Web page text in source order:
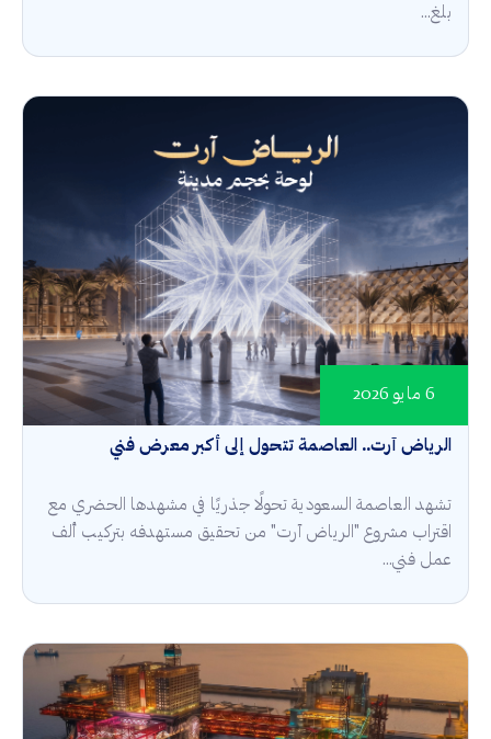
بلغ...
الرياض آرت.. العاصمة تتحول إلى أكبر معرض فني
6 مايو 2026
تشهد العاصمة السعودية تحولًا جذريًا في مشهدها الحضري مع
اقتراب مشروع "الرياض آرت" من تحقيق مستهدفه بتركيب ألف
عمل فني...